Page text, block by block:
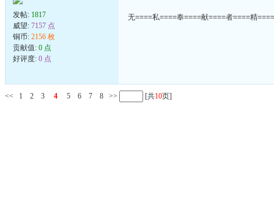
发帖: 1817
威望: 7157 点
铜币: 2156 枚
贡献值: 0 点
好评度: 0 点
无====私====奉====献====者====精
<< 1 2 3 4 5 6 7 8 >> [共10页]